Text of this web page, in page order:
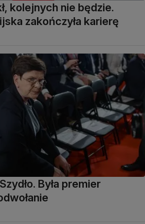
kolejnych nie będzie.
zakończyła karierę
Była premier